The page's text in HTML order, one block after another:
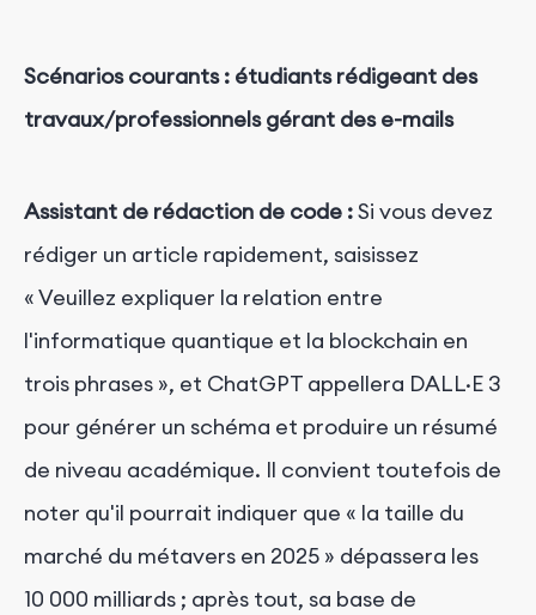
Scénarios courants : étudiants rédigeant des
travaux/professionnels gérant des e-mails
Assistant de rédaction de code :Si vous devez
rédiger un article rapidement, saisissez
« Veuillez expliquer la relation entre
l'informatique quantique et la blockchain en
trois phrases », et ChatGPT appellera DALL·E 3
pour générer un schéma et produire un résumé
de niveau académique. Il convient toutefois de
noter qu'il pourrait indiquer que « la taille du
marché du métavers en 2025 » dépassera les
10 000 milliards ; après tout, sa base de